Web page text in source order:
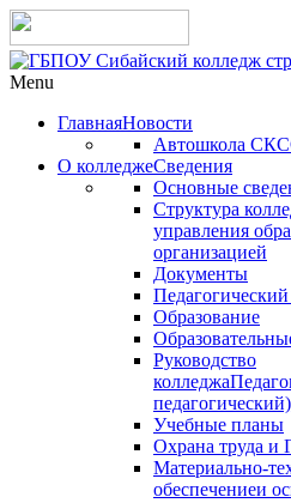
Menu
ГлавнаяНовости
Автошкола
О колледжеСведения
Основные
Структура
управления
организацией
Документы
Педагогический
Образование
Руководство
колледжа
Учебные планы
Охрана труда и
Материально-
обеспечениеи